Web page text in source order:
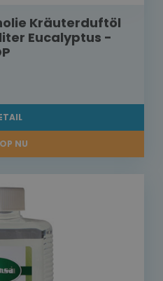
Kräuterduftöl
Eucalyptus -
NU